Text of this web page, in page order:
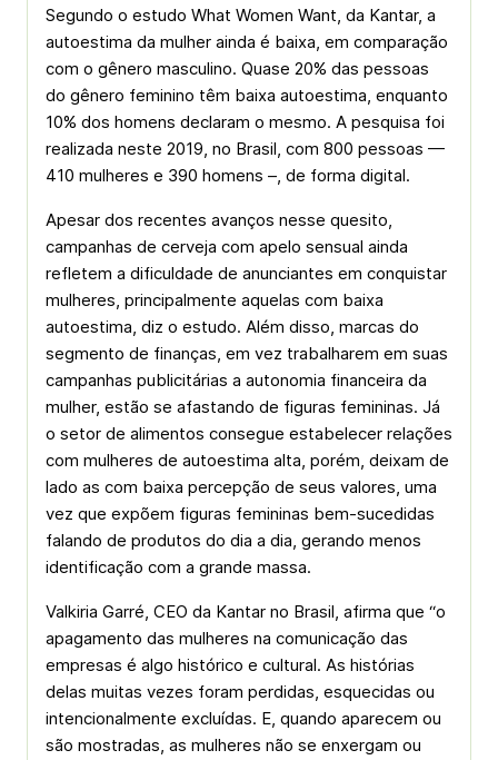
Segundo o estudo What Women Want, da Kantar, a
autoestima da mulher ainda é baixa, em comparação
com o gênero masculino. Quase 20% das pessoas
do gênero feminino têm baixa autoestima, enquanto
10% dos homens declaram o mesmo. A pesquisa foi
realizada neste 2019, no Brasil, com 800 pessoas —
410 mulheres e 390 homens –, de forma digital.
Apesar dos recentes avanços nesse quesito,
campanhas de cerveja com apelo sensual ainda
refletem a dificuldade de anunciantes em conquistar
mulheres, principalmente aquelas com baixa
autoestima, diz o estudo. Além disso, marcas do
segmento de finanças, em vez trabalharem em suas
campanhas publicitárias a autonomia financeira da
mulher, estão se afastando de figuras femininas. Já
o setor de alimentos consegue estabelecer relações
com mulheres de autoestima alta, porém, deixam de
lado as com baixa percepção de seus valores, uma
vez que expõem figuras femininas bem-sucedidas
falando de produtos do dia a dia, gerando menos
identificação com a grande massa.
Valkiria Garré, CEO da Kantar no Brasil, afirma que “o
apagamento das mulheres na comunicação das
empresas é algo histórico e cultural. As histórias
delas muitas vezes foram perdidas, esquecidas ou
intencionalmente excluídas. E, quando aparecem ou
são mostradas, as mulheres não se enxergam ou